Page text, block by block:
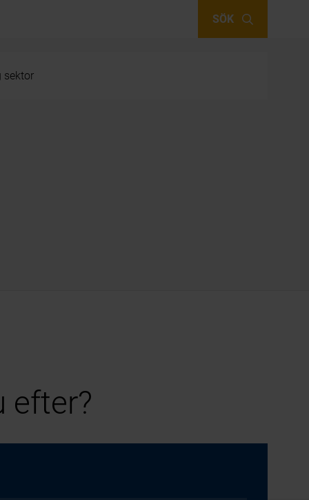
SÖK
sektor
efter?